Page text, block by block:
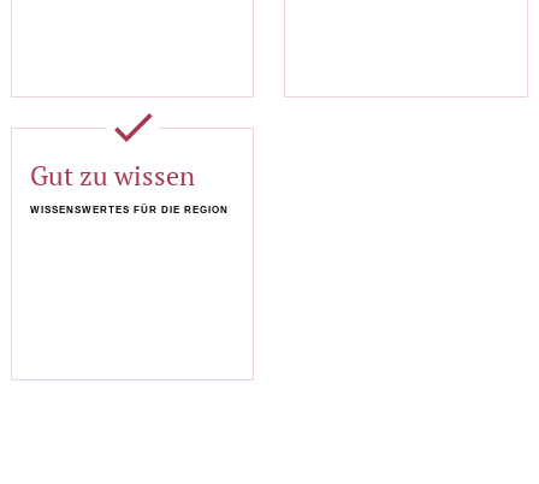
done
Gut zu wissen
WISSENSWERTES FÜR DIE REGION